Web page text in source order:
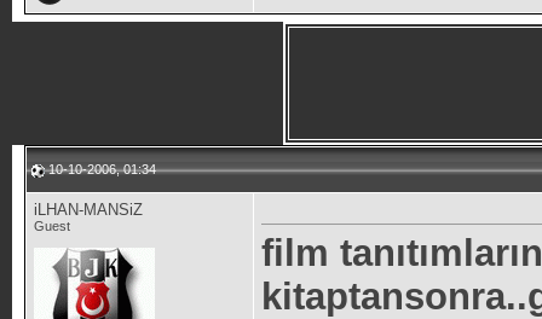
10-10-2006, 01:34
iLHAN-MANSiZ
Guest
film